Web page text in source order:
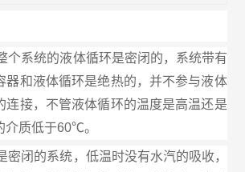
个系统的液体循环是密闭的，系统带有
器和液体循环是绝热的，并不参与液体
连接，不管液体循环的温度是高温还是
介质低于60℃。
密闭的系统，低温时没有水汽的吸收，